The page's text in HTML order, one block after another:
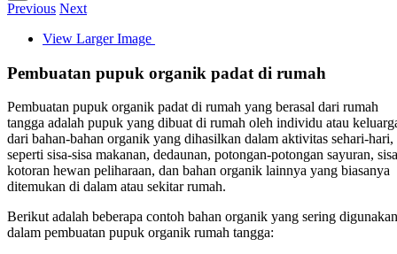
Previous Next
View Larger Image
Pembuatan pupuk organik padat di rumah
Pembuatan pupuk organik padat di rumah yang berasal dari rumah
tangga adalah pupuk yang dibuat di rumah oleh individu atau
dari bahan-bahan organik yang dihasilkan dalam aktivitas sehari-hari,
seperti sisa-sisa makanan, dedaunan, potongan-potongan sayuran, sisa
kotoran hewan peliharaan, dan bahan organik lainnya yang biasanya
ditemukan di dalam atau sekitar rumah.
Berikut adalah beberapa contoh bahan organik yang sering digunakan
dalam pembuatan pupuk organik rumah tangga: